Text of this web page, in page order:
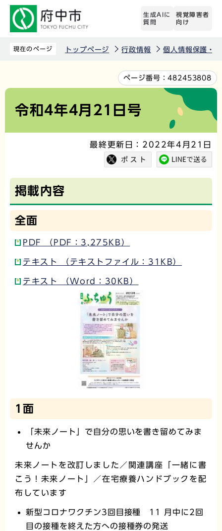
先
す
生成AIに
質問
視覚障害者
向け
現在のページ トップページ 行政情報 個人情報保護・
文
か
ページ番号：482453808
令和4年4月21日号
最終更新日：2022年4月21日
掲載内容
全面
PDF （PDF：3,275KB）
テキスト （テキストファイル：31KB）
テキスト （Word：30KB）
1面
「未来ノート」で自分の思いを書き留めてみま
せんか
未来ノートを改訂しました／関連講座「一緒に書
こう！未来ノート」／在宅療養ハンドブックを配
布しています
新型コロナワクチン3回目接種 11 月中に2回
目の接種を終えた方への接種券の発送